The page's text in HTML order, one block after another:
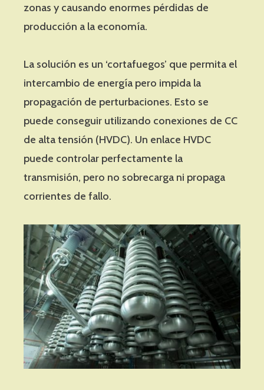
zonas y causando enormes pérdidas de
producción a la economía.
La solución es un ‘cortafuegos’ que permita el
intercambio de energía pero impida la
propagación de perturbaciones. Esto se
puede conseguir utilizando conexiones de CC
de alta tensión (HVDC). Un enlace HVDC
puede controlar perfectamente la
transmisión, pero no sobrecarga ni propaga
corrientes de fallo.